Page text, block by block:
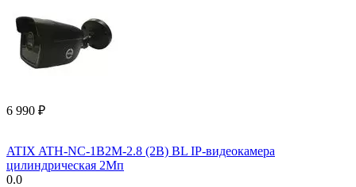
6 990 ₽
ATIX ATH-NC-1B2M-2.8 (2B) BL IP-видеокамера
цилиндрическая 2Мп
0.0